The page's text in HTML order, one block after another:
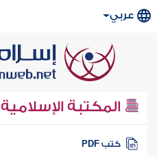
عربي
المكتبة الإسلامية